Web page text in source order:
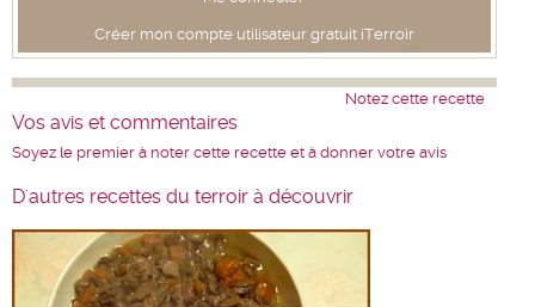
Créer mon compte utilisateur gratuit iTerroir
Notez cette recette
Vos avis et commentaires
Soyez le premier à noter cette recette et à donner votre avis
D'autres recettes du terroir à découvrir